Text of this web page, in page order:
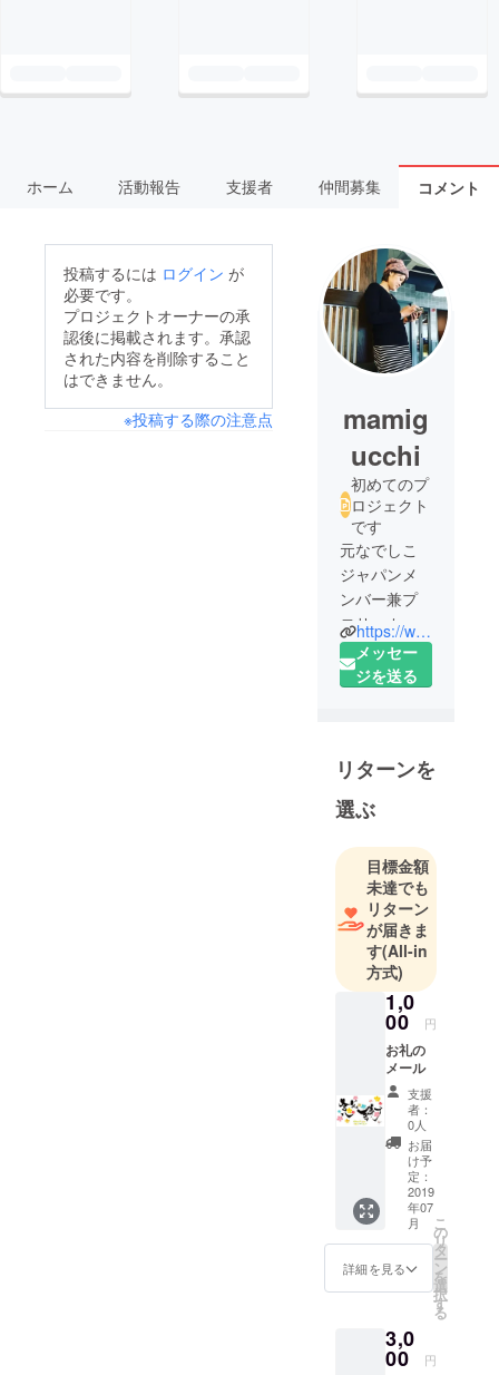
ホーム 活動報告 支援者 仲間募集 コメント
投稿するには ログイン が
必要です。
プロジェクトオーナーの承
認後に掲載されます。承認
された内容を削除すること
はできません。
※投稿する際の注意点
mamig
ucchi
初めてのプ
ロジェクト
です
元なでしこ
ジャパンメ
ンバー兼プ
ロサッカー
選手
現在アメリ
カー指導者
サッカー
パーソナル
コーチ
https://www.michiganwolveshawks.com/
メッセー
ジを送る
リターンを
選ぶ
目標金額
未達でも
リターン
が届きま
す(All-in
方式)
1,0
00 円
お礼の
メール
支援
者：
0人
お届
け予
定：
2019
年07
月
詳細を見る
こ
の
リ
タ
ー
ン
を
選
択
す
る
3,0
00 円